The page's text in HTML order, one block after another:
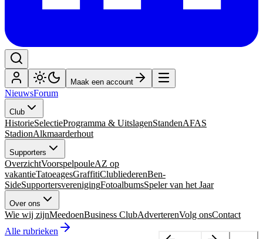
Maak een account
NieuwsForum
Club
HistorieSelectieProgramma & UitslagenStandenAFAS
StadionAlkmaarderhout
Supporters
OverzichtVoorspelpouleAZ op
vakantieTatoeagesGraffitiClubliederenBen-
SideSupportersverenigingFotoalbumsSpeler van het Jaar
Over ons
Wie wij zijnMeedoenBusiness ClubAdverterenVolg onsContact
Alle rubrieken